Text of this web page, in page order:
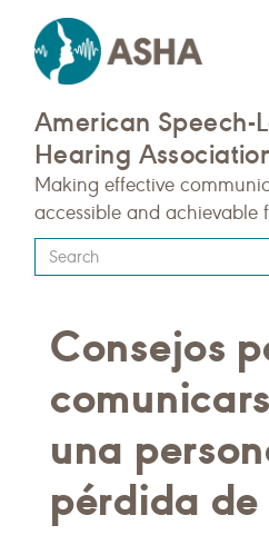
American Speech-
Hearing
Making effective
accessible and achievable
Type
your
query
here
Consejos
una
pérdida